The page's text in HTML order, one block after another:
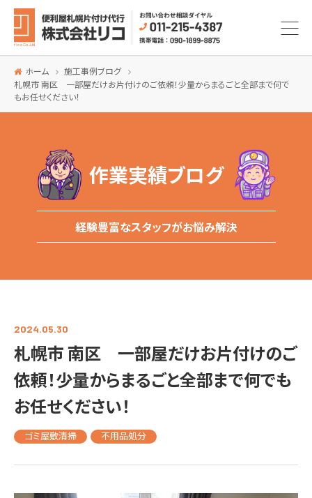
ホーム
施工事例ブログ
札幌市 南区 一部屋だけお片付けのご依頼！少量からまるごと全部まで何で
もお任せください！
作業実績ブログ
経験豊富なスタッフがお悩み解決
2024.05.30
札幌市 南区 一部屋だけお片付けのご
依頼！少量からまるごと全部まで何でも
お任せください！
ゴミ屋敷清掃 不用品処分